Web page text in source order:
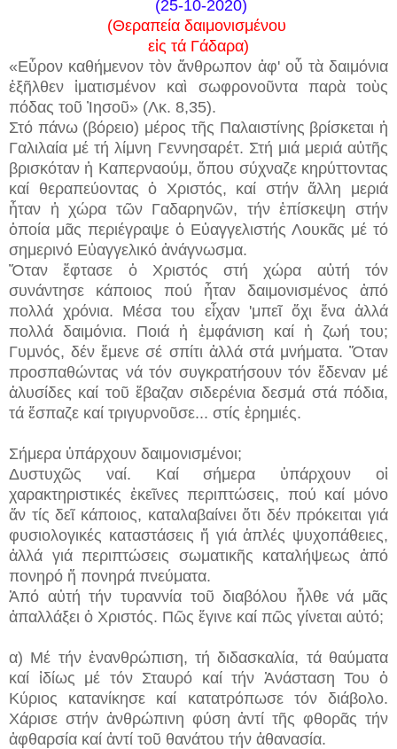
(25-10-2020)
(Θεραπεία δαιμονισμένου
εἰς τά Γάδαρα)
«Εὗρον καθήμενον τὸν ἄνθρωπον ἀφ' οὗ τὰ δαιμόνια
ἐξῆλθεν ἱματισμένον καὶ σωφρονοῦντα παρὰ τοὺς
πόδας τοῦ Ἰησοῦ» (Λκ. 8,35).
Στό πάνω (βόρειο) μέρος τῆς Παλαιστίνης βρίσκεται ἡ
Γαλιλαία μέ τή λίμνη Γεννησαρέτ. Στή μιά μεριά αὐτῆς
βρισκόταν ἡ Καπερναούμ, ὅπου σύχναζε κηρύττοντας
καί θεραπεύοντας ὁ Χριστός, καί στήν ἄλλη μεριά
ἦταν ἡ χώρα τῶν Γαδαρηνῶν, τήν ἐπίσκεψη στήν
ὁποία μᾶς περιέγραψε ὁ Εὐαγγελιστής Λουκᾶς μέ τό
σημερινό Εὐαγγελικό ἀνάγνωσμα.
Ὅταν ἔφτασε ὁ Χριστός στή χώρα αὐτή τόν
συνάντησε κάποιος πού ἦταν δαιμονισμένος ἀπό
πολλά χρόνια. Μέσα του εἶχαν 'μπεῖ ὄχι ἕνα ἀλλά
πολλά δαιμόνια. Ποιά ἡ ἐμφάνιση καί ἡ ζωή του;
Γυμνός, δέν ἔμενε σέ σπίτι ἀλλά στά μνήματα. Ὅταν
προσπαθώντας νά τόν συγκρατήσουν τόν ἔδεναν μέ
ἁλυσίδες καί τοῦ ἔβαζαν σιδερένια δεσμά στά πόδια,
τά ἔσπαζε καί τριγυρνοῦσε... στίς ἐρημιές.
Σήμερα ὑπάρχουν δαιμονισμένοι;
Δυστυχῶς ναί. Καί σήμερα ὑπάρχουν οἱ
χαρακτηριστικές ἐκεῖνες περιπτώσεις, πού καί μόνο
ἄν τίς δεῖ κάποιος, καταλαβαίνει ὅτι δέν πρόκειται γιά
φυσιολογικές καταστάσεις ἤ γιά ἁπλές ψυχοπάθειες,
ἀλλά γιά περιπτώσεις σωματικῆς καταλήψεως ἀπό
πονηρό ἤ πονηρά πνεύματα.
Ἀπό αὐτή τήν τυραννία τοῦ διαβόλου ἦλθε νά μᾶς
ἀπαλλάξει ὁ Χριστός. Πῶς ἔγινε καί πῶς γίνεται αὐτό;
α) Μέ τήν ἐνανθρώπιση, τή διδασκαλία, τά θαύματα
καί ἰδίως μέ τόν Σταυρό καί τήν Ἀνάσταση Του ὁ
Κύριος κατανίκησε καί κατατρόπωσε τόν διάβολο.
Χάρισε στήν ἀνθρώπινη φύση ἀντί τῆς φθορᾶς τήν
ἀφθαρσία καί ἀντί τοῦ θανάτου τήν ἀθανασία.